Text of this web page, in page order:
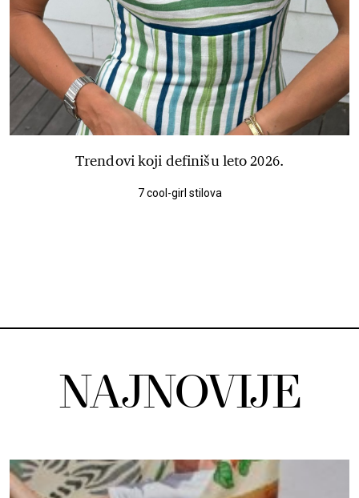
Trendovi koji definišu leto 2026.
7 cool-girl stilova
NAJNOVIJE